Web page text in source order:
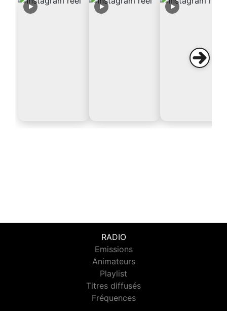
RADIO
Emissions
Animateurs
Playlist
Titres diffusés
Fréquences